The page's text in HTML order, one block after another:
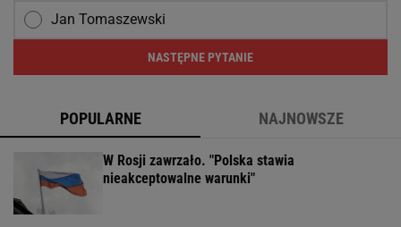
Jan Tomaszewski
NASTĘPNE PYTANIE
POPULARNE NAJNOWSZE
W Rosji zawrzało. "Polska stawia
nieakceptowalne warunki"